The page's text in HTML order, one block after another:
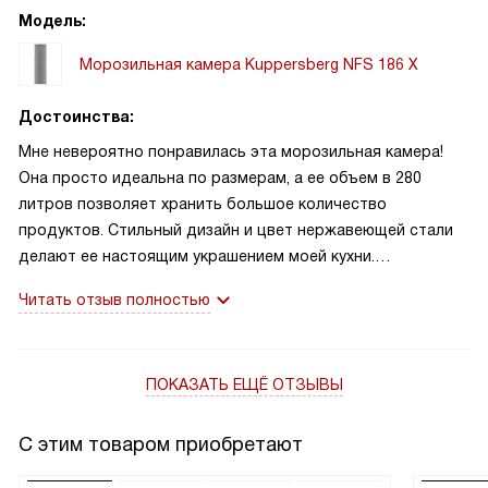
Модель:
Морозильная камера Kuppersberg NFS 186 X
Достоинства:
Мне невероятно понравилась эта морозильная камера!
Она просто идеальна по размерам, а ее объем в 280
литров позволяет хранить большое количество
продуктов. Стильный дизайн и цвет нержавеющей стали
делают ее настоящим украшением моей кухни.
дисплея позволяет всегда быть в курсе текущих
Читать отзыв полностью
ПОКАЗАТЬ ЕЩЁ ОТЗЫВЫ
С этим товаром приобретают